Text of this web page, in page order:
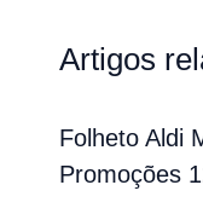
Artigos
Folheto Aldi
Promoções